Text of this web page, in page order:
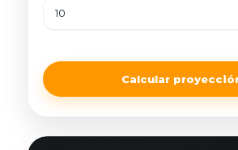
Calcular